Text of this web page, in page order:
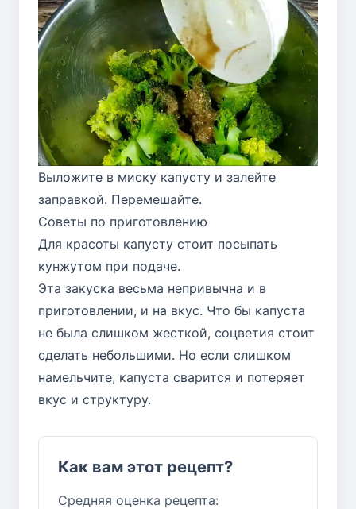
Выложите в миску капусту и залейте
заправкой. Перемешайте.
Советы по приготовлению
Для красоты капусту стоит посыпать
кунжутом при подаче.
Эта закуска весьма непривычна и в
приготовлении, и на вкус. Что бы капуста
не была слишком жесткой, соцветия стоит
сделать небольшими. Но если слишком
намельчите, капуста сварится и потеряет
вкус и структуру.
Как вам этот рецепт?
Средняя оценка рецепта: